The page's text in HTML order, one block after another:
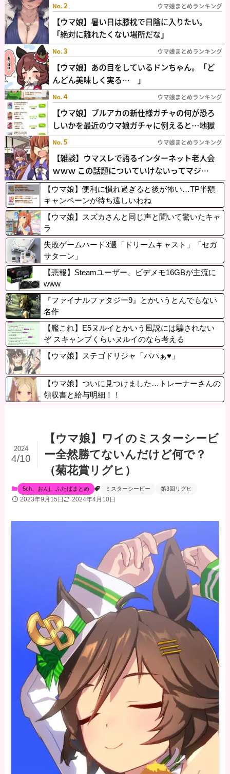
【ウマ娘】便利に慣れ過ぎると後が怖い…TP半額
キャンペーンが待ち遠しいわね
【ウマ娘】スズカさんと同じ声と聞いて驚いたキャ
ラ
失敗ゲームハード3選「ドリームキャスト」「セガ
サターン」
【悲報】Steamユーザー、ビデメモ16GBが主流に
www
『ファイナルファタジー9』とかいうとんでもない
名作
【艦これ】E5ヌルイとかいう風説には騙されない
ぞ スキャンプくらいヌルイのなら考える
【ウマ娘】ステゴドリジャ「パパぁ♥」
【ウマ娘】ついに見つけました…トレーナーさんの
領収書と給与明細！！
【ウマ娘】ワイのミスターシービ
ー全然勝てないんだけど何で？
（菊花賞リグヒ）
2024
4/10
5ch、おんj、ふたばまとめ ミスターシービー 第3回リグヒ
2023年9月15日 2024年4月10日